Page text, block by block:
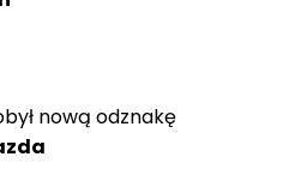
nową odznakę